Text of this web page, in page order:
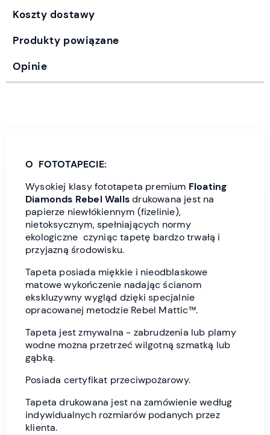
Koszty dostawy
Produkty powiązane
Opinie
O FOTOTAPECIE:
Wysokiej klasy fototapeta premium Floating
Diamonds Rebel Wallsdrukowana jest na
papierze niewłókiennym (fizelinie),
nietoksycznym, spełniających normy
ekologiczne czyniąc tapetę bardzo trwałą i
przyjazną środowisku.
Tapeta posiada miękkie i nieodblaskowe
matowe wykończenie nadając ścianom
ekskluzywny wygląd dzięki specjalnie
opracowanej metodzie Rebel Mattic™.
Tapeta jest zmywalna - zabrudzenia lub plamy
wodne można przetrzeć wilgotną szmatką lub
gąbką.
Posiada certyfikat przeciwpożarowy.
Tapeta drukowana jest na zamówienie według
indywidualnych rozmiarów podanych przez
klienta.